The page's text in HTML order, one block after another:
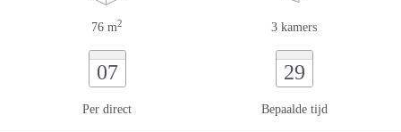
76 m2 3 kamers
07
Per direct
29
Bepaalde tijd